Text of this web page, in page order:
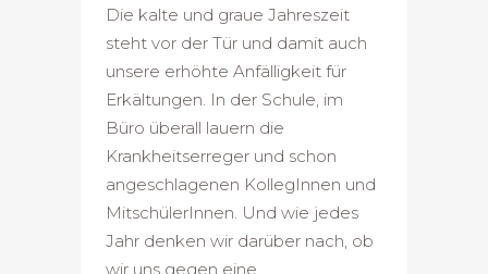
Die kalte und graue Jahreszeit
steht vor der Tür und damit auch
unsere erhöhte Anfälligkeit für
Erkältungen. In der Schule, im
Büro überall lauern die
Krankheitserreger und schon
angeschlagenen KollegInnen und
MitschülerInnen. Und wie jedes
Jahr denken wir darüber nach, ob
wir uns gegen eine...